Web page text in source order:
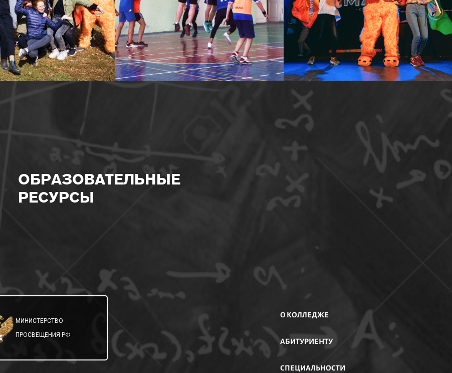
ОБРАЗОВАТЕЛЬНЫЕ
РЕСУРСЫ
МИНИСТЕРСТВО
ПРОСВЕЩЕНИЯ РФ
МИНИСТЕРСТВО
ОБРАЗОВАНИЯ
САМАРСКОЙ ОБЛАСТИ
О КОЛЛЕДЖЕ
АБИТУРИЕНТУ
СПЕЦИАЛЬНОСТИ